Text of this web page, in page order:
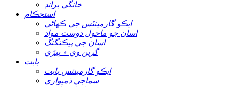
خانگي برانڊ
استحڪام
ايڪو گارمينٽس جي ڪهاڻي
اسان جو ماحول دوست مواد
اسان جي پيڪنگنگ
گرين وي ۾ ٻيڙي
بابت
ايڪو گارمينٽس بابت
سماجي ذميواري